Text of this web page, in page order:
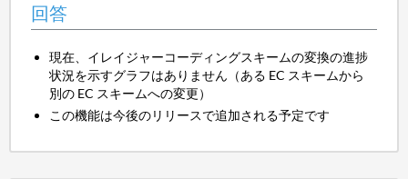
回答
現在、イレイジャーコーディングスキームの変換の進捗
状況を示すグラフはありません（ある EC スキームから
別の EC スキームへの変更）
この機能は今後のリリースで追加される予定です